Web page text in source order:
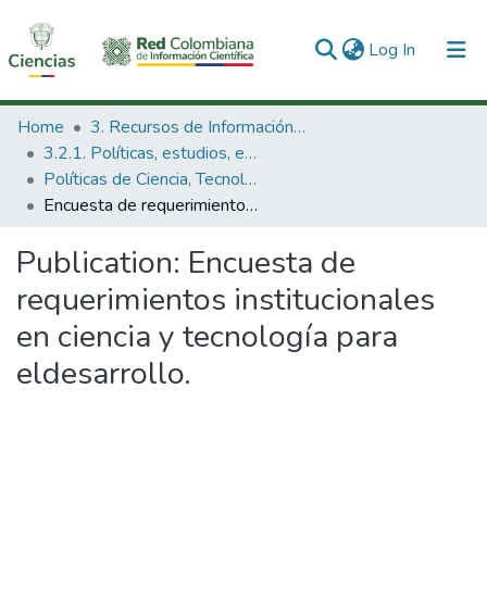
Log In (current)
Communities & Collections
All of DSpace
Statistics
Home
3. Recursos de Información Científica y Tecnológica
3.2.1. Políticas, estudios, evaluaciones e indicadores de CTeI
Políticas de Ciencia, Tecnología e Innovación
Encuesta de requerimientos institucionales en ciencia y tecnología para eldesarrollo.
Publication: Encuesta de
requerimientos institucionales
en ciencia y tecnología para
eldesarrollo.